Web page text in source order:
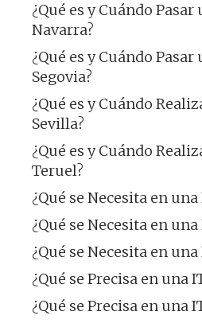
¿Qué es y Cuándo Pasar
Navarra?
¿Qué es y Cuándo Pasar
Segovia?
¿Qué es y Cuándo
Sevilla?
¿Qué es y Cuándo
Teruel?
¿Qué se Necesita en una
¿Qué se Necesita en
¿Qué se Necesita en
¿Qué se Precisa en una
¿Qué se Precisa en una